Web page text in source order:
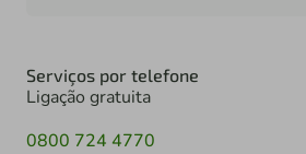
Serviços por telefone
Ligação gratuita
0800 724 4770